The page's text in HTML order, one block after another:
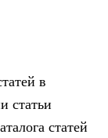
в
статьи
статей